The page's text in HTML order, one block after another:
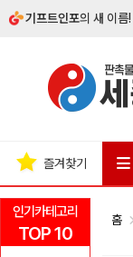
기프트인포의 새 이름!
인기카테고리
TOP 10
즐겨찾기
홈